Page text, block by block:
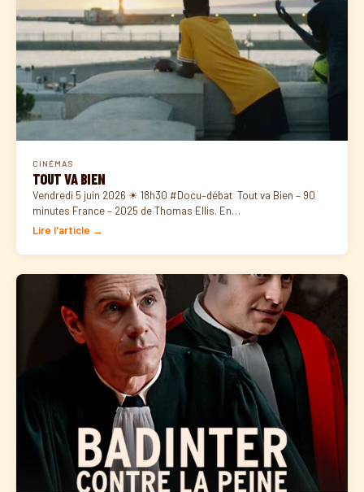
CINÉMAS
TOUT VA BIEN
Vendredi 5 juin 2026 ☀ 18h30 #Docu–débat Tout va Bien – 90
minutes France – 2025 de Thomas Ellis. En…
Lire l'article →